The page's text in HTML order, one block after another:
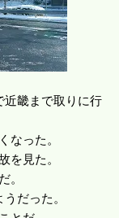
近畿まで取りに行
なった。
を見た。
。
だった。